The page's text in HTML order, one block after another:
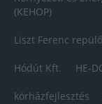
(KEHOP)
Liszt Ferenc
Hódút Kft. HE-
kórházfejlesztés